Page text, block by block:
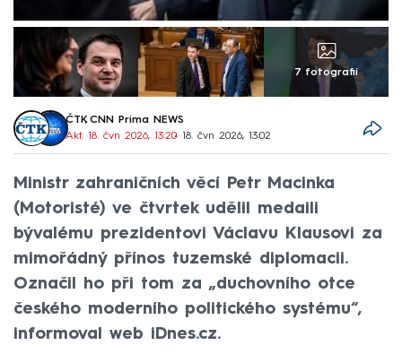
7 fotografií
ČTK, CNN Prima NEWS
Akt. 18. čvn 2026, 13:20• 18. čvn 2026, 13:02
Ministr zahraničních věcí Petr Macinka
(Motoristé) ve čtvrtek udělil medaili
bývalému prezidentovi Václavu Klausovi za
mimořádný přínos tuzemské diplomacii.
Označil ho při tom za „duchovního otce
českého moderního politického systému“,
informoval web iDnes.cz.